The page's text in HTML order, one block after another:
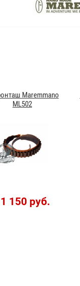
Maremmano
ML502
150 руб.